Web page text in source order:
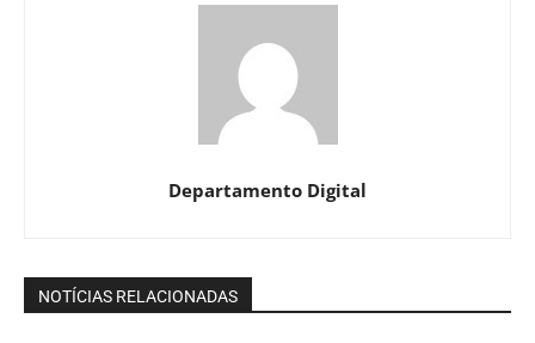
Departamento Digital
NOTÍCIAS RELACIONADAS